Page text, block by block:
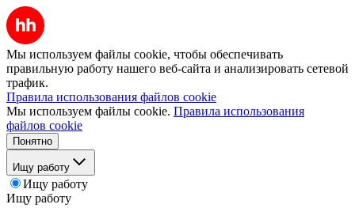
Мы используем файлы cookie, чтобы обеспечивать
правильную работу нашего веб-сайта и анализировать сетевой
трафик.
Правила использования файлов cookie
Мы используем файлы cookie. Правила использования
файлов cookie
Понятно
Ищу работу
Ищу работу
Ищу работу